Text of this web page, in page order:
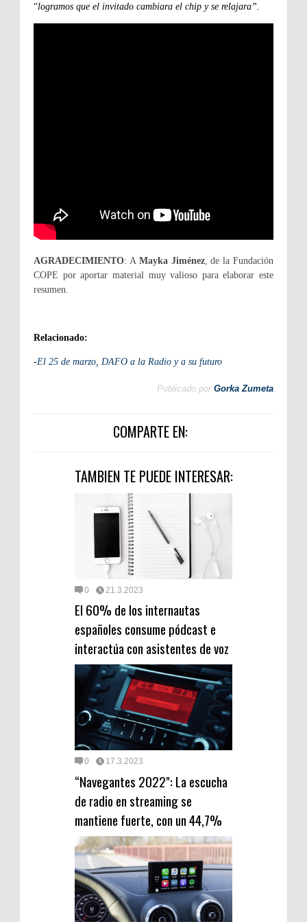
“logramos que el invitado cambiara el chip y se relajara”.
AGRADECIMIENTO: A Mayka Jiménez, de la Fundación
COPE por aportar material muy valioso para elaborar este
resumen.
Relacionado:
-El 25 de marzo, DAFO a la Radio y a su futuro
Publicado por Gorka Zumeta
COMPARTE EN:
TAMBIEN TE PUEDE INTERESAR:
0 21.3.2023
El 60% de los internautas
españoles consume pódcast e
interactúa con asistentes de voz
0 17.3.2023
“Navegantes 2022": La escucha
de radio en streaming se
mantiene fuerte, con un 44,7%